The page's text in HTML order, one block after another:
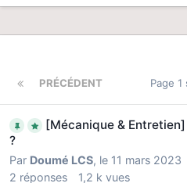
PRÉCÉDENT Page 1
[Mécanique &
?
Par Doumé LCS, le 11 mars 2023
2 réponses 1,2 k vues